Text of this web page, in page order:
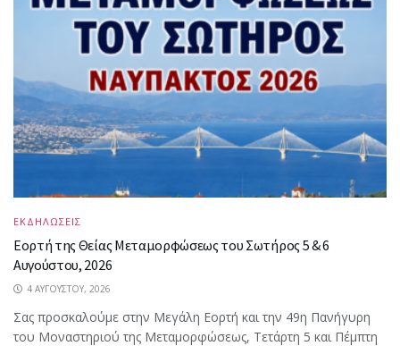
ΕΚΔΗΛΩΣΕΙΣ
Εορτή της Θείας Μεταμορφώσεως του Σωτήρος 5 & 6
Αυγούστου, 2026
4 ΑΥΓΟΎΣΤΟΥ, 2026
Σας προσκαλούμε στην Μεγάλη Εορτή και την 49η Πανήγυρη
του Μοναστηριού της Μεταμορφώσεως, Τετάρτη 5 και Πέμπτη